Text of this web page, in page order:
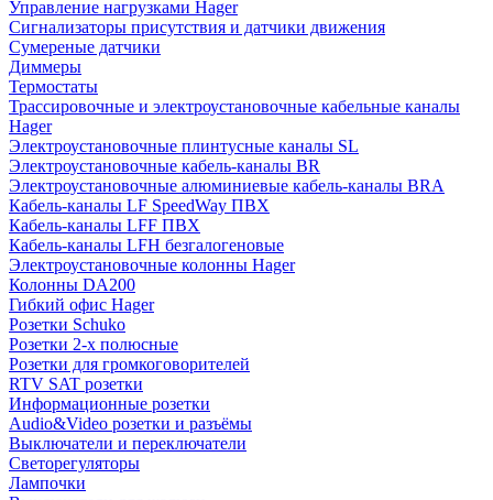
Управление нагрузками Hager
Сигнализаторы присутствия и датчики движения
Сумереные датчики
Диммеры
Термостаты
Трассировочные и электроустановочные кабельные каналы
Hager
Электроустановочные плинтусные каналы SL
Электроустановочные кабель-каналы BR
Электроустановочные алюминиевые кабель-каналы BRA
Кабель-каналы LF SpeedWay ПВХ
Кабель-каналы LFF ПВХ
Кабель-каналы LFH безгалогеновые
Электроустановочные колонны Hager
Колонны DA200
Гибкий офис Hager
Розетки Schuko
Розетки 2-х полюсные
Розетки для громкоговорителей
RTV SAT розетки
Информационные розетки
Audio&Video розетки и разъёмы
Выключатели и переключатели
Светорегуляторы
Лампочки